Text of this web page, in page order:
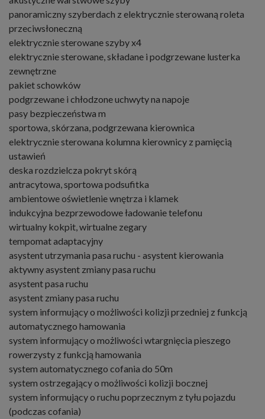
panoramiczny szyberdach z elektrycznie sterowaną roleta
przeciwsłoneczną
elektrycznie sterowane szyby x4
elektrycznie sterowane, składane i podgrzewane lusterka
zewnętrzne
pakiet schowków
podgrzewane i chłodzone uchwyty na napoje
pasy bezpieczeństwa m
sportowa, skórzana, podgrzewana kierownica
elektrycznie sterowana kolumna kierownicy z pamięcią
ustawień
deska rozdzielcza pokryt skórą
antracytowa, sportowa podsufitka
ambientowe oświetlenie wnętrza i klamek
indukcyjna bezprzewodowe ładowanie telefonu
wirtualny kokpit, wirtualne zegary
tempomat adaptacyjny
asystent utrzymania pasa ruchu - asystent kierowania
aktywny asystent zmiany pasa ruchu
asystent pasa ruchu
asystent zmiany pasa ruchu
system informujący o możliwości kolizji przedniej z funkcją
automatycznego hamowania
system informujący o możliwości wtargnięcia pieszego
rowerzysty z funkcją hamowania
system automatycznego cofania do 50m
system ostrzegający o możliwości kolizji bocznej
system informujący o ruchu poprzecznym z tyłu pojazdu
(podczas cofania)